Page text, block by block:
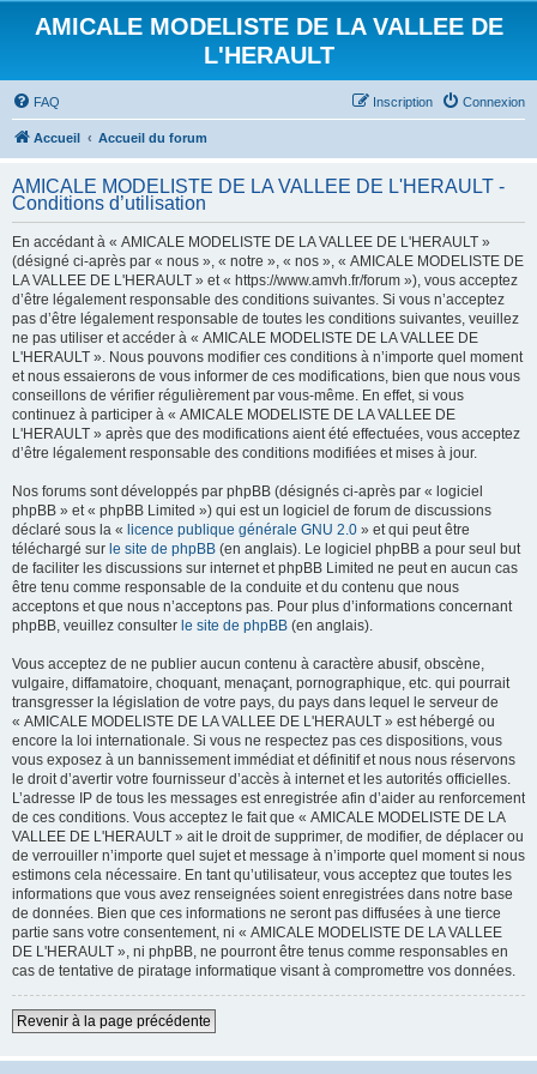
AMICALE MODELISTE DE LA VALLEE DE
L'HERAULT
FAQ Connexion
Inscription
Accueil Accueil du forum
AMICALE MODELISTE DE LA VALLEE DE L'HERAULT -
Conditions d’utilisation
En accédant à « AMICALE MODELISTE DE LA VALLEE DE L'HERAULT »
(désigné ci-après par « nous », « notre », « nos », « AMICALE MODELISTE DE
LA VALLEE DE L'HERAULT » et « https://www.amvh.fr/forum »), vous acceptez
d’être légalement responsable des conditions suivantes. Si vous n’acceptez
pas d’être légalement responsable de toutes les conditions suivantes, veuillez
ne pas utiliser et accéder à « AMICALE MODELISTE DE LA VALLEE DE
L'HERAULT ». Nous pouvons modifier ces conditions à n’importe quel moment
et nous essaierons de vous informer de ces modifications, bien que nous vous
conseillons de vérifier régulièrement par vous-même. En effet, si vous
continuez à participer à « AMICALE MODELISTE DE LA VALLEE DE
L'HERAULT » après que des modifications aient été effectuées, vous acceptez
d’être légalement responsable des conditions modifiées et mises à jour.
Nos forums sont développés par phpBB (désignés ci-après par « logiciel
phpBB » et « phpBB Limited ») qui est un logiciel de forum de discussions
déclaré sous la « licence publique générale GNU 2.0 » et qui peut être
téléchargé sur le site de phpBB (en anglais). Le logiciel phpBB a pour seul but
de faciliter les discussions sur internet et phpBB Limited ne peut en aucun cas
être tenu comme responsable de la conduite et du contenu que nous
acceptons et que nous n’acceptons pas. Pour plus d’informations concernant
phpBB, veuillez consulter le site de phpBB (en anglais).
Vous acceptez de ne publier aucun contenu à caractère abusif, obscène,
vulgaire, diffamatoire, choquant, menaçant, pornographique, etc. qui pourrait
transgresser la législation de votre pays, du pays dans lequel le serveur de
« AMICALE MODELISTE DE LA VALLEE DE L'HERAULT » est hébergé ou
encore la loi internationale. Si vous ne respectez pas ces dispositions, vous
vous exposez à un bannissement immédiat et définitif et nous nous réservons
le droit d’avertir votre fournisseur d’accès à internet et les autorités officielles.
L’adresse IP de tous les messages est enregistrée afin d’aider au renforcement
de ces conditions. Vous acceptez le fait que « AMICALE MODELISTE DE LA
VALLEE DE L'HERAULT » ait le droit de supprimer, de modifier, de déplacer ou
de verrouiller n’importe quel sujet et message à n’importe quel moment si nous
estimons cela nécessaire. En tant qu’utilisateur, vous acceptez que toutes les
informations que vous avez renseignées soient enregistrées dans notre base
de données. Bien que ces informations ne seront pas diffusées à une tierce
partie sans votre consentement, ni « AMICALE MODELISTE DE LA VALLEE
DE L'HERAULT », ni phpBB, ne pourront être tenus comme responsables en
cas de tentative de piratage informatique visant à compromettre vos données.
Revenir à la page précédente